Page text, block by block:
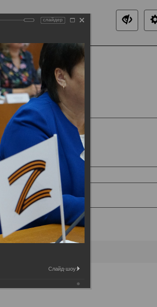
Контакты
слайдер
Слайд-шоу: